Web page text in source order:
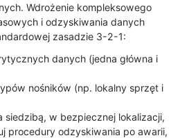
Wdrożenie kompleksowego
i odzyskiwania danych
zasadzie 3-2-1:
danych (jedna główna i
nośników (np. lokalny sprzęt i
siedzibą, w bezpiecznej lokalizacji,
procedury odzyskiwania po awarii,